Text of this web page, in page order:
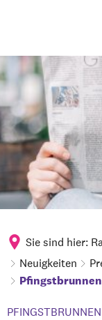
Sie sind hier:
Neuigkeiten
PFINGSTBRUNNEN